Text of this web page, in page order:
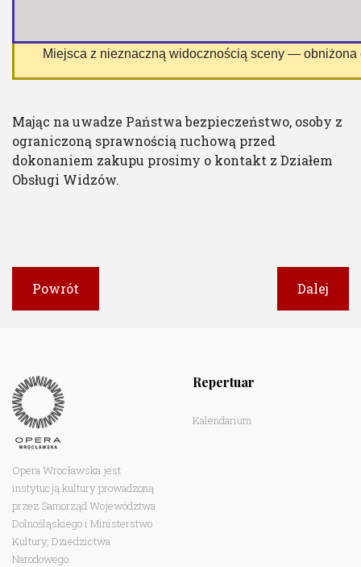
Miejsca z nieznaczną widocznością sceny — obniżona
Mając na uwadze Państwa bezpieczeństwo, osoby z
ograniczoną sprawnością ruchową przed
dokonaniem zakupu prosimy o kontakt z Działem
Obsługi Widzów.
Powrót Dalej
Opera Wrocławska jest
instytucją kultury prowadzoną
przez Samorząd Województwa
Dolnośląskiego i Ministerstwo
Kultury, Dziedzictwa
Narodowego.
Repertuar
Kalendarium